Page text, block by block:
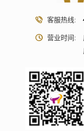
客服热线:
营业时间: